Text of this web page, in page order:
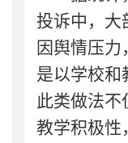
投诉中，大
因舆情压
是以学校和
此类做法不
教学积极性